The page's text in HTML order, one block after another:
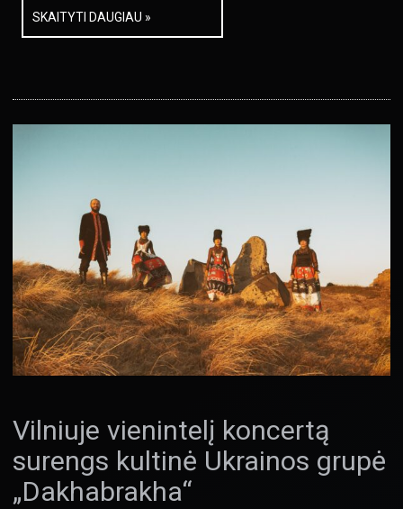
SKAITYTI DAUGIAU »
Vilniuje vienintelį koncertą
surengs kultinė Ukrainos grupė
„Dakhabrakha“